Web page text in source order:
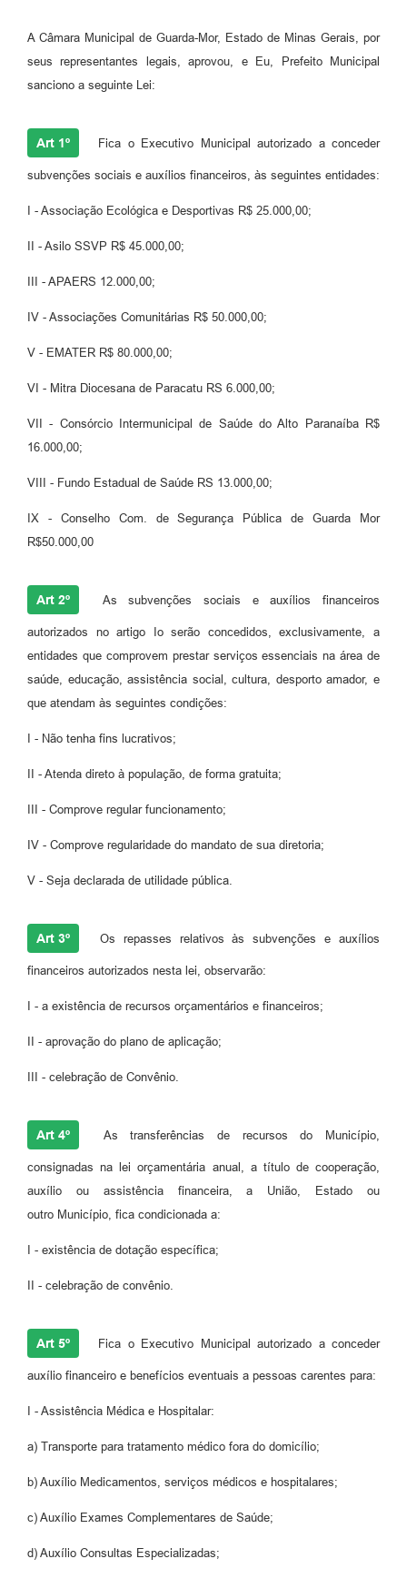
A Câmara Municipal de Guarda-Mor, Estado de Minas Gerais, por
seus representantes legais, aprovou, e Eu, Prefeito Municipal
sanciono a seguinte Lei:
Art 1º Fica o Executivo Municipal autorizado a conceder
subvenções sociais e auxílios financeiros, às seguintes entidades:
I - Associação Ecológica e Desportivas R$ 25.000,00;
II - Asilo SSVP R$ 45.000,00;
III - APAERS 12.000,00;
IV - Associações Comunitárias R$ 50.000,00;
V - EMATER R$ 80.000,00;
VI - Mitra Diocesana de Paracatu RS 6.000,00;
VII - Consórcio Intermunicipal de Saúde do Alto Paranaíba R$
16.000,00;
VIII - Fundo Estadual de Saúde RS 13.000,00;
IX - Conselho Com. de Segurança Pública de Guarda Mor
R$50.000,00
Art 2º As subvenções sociais e auxílios financeiros
autorizados no artigo Io serão concedidos, exclusivamente, a
entidades que comprovem prestar serviços essenciais na área de
saúde, educação, assistência social, cultura, desporto amador, e
que atendam às seguintes condições:
I - Não tenha fins lucrativos;
II - Atenda direto à população, de forma gratuita;
III - Comprove regular funcionamento;
IV - Comprove regularidade do mandato de sua diretoria;
V - Seja declarada de utilidade pública.
Art 3º Os repasses relativos às subvenções e auxílios
financeiros autorizados nesta lei, observarão:
I - a existência de recursos orçamentários e financeiros;
II - aprovação do plano de aplicação;
III - celebração de Convênio.
Art 4º As transferências de recursos do Município,
consignadas na lei orçamentária anual, a título de cooperação,
auxílio ou assistência financeira, a União, Estado ou
outro Município, fica condicionada a:
I - existência de dotação específica;
II - celebração de convênio.
Art 5º Fica o Executivo Municipal autorizado a conceder
auxílio financeiro e benefícios eventuais a pessoas carentes para:
I - Assistência Médica e Hospitalar:
a) Transporte para tratamento médico fora do domicílio;
b) Auxílio Medicamentos, serviços médicos e hospitalares;
c) Auxílio Exames Complementares de Saúde;
d) Auxílio Consultas Especializadas;